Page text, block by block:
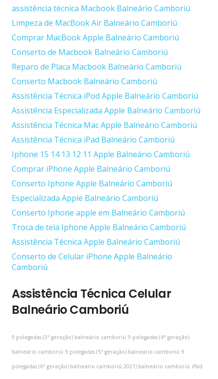
assistência técnica Macbook Balneário Camboriú
Limpeza de MacBook Air Balneário Camboriú
Comprar MacBook Apple Balneário Camboriú
Conserto de Macbook Balneário Camboriú
Reparo de Placa Macbook Balneário Camboriú
Conserto Macbook Balneário Camboriú
Assistência Técnica iPod Apple Balneário Camboriú
Assistência Especializada Apple Balneário Camboriú
Assistência Técnica Mac Apple Balneário Camboriú
Assistência Técnica iPad Balneário Camboriú
Iphone 15 14 13 12 11 Apple Balneário Camboriú
Comprar iPhone Apple Balneário Camboriú
Conserto Iphone Apple Balneário Camboriú
Especializada Apple Balneário Camboriú
Conserto Iphone apple em Balneário Camboriú
Troca de tela Iphone Apple Balneário Camboriú
Assistência Técnica Apple Balneário Camboriú
Conserto de Celular iPhone Apple Balneário
Camboriú
Assistência Técnica Celular
Balneário Camboriú
9 polegadas (3ª geração) balneário camboriú 9 polegadas (4ª geração)
balneário camboriú 9 polegadas (5ª geração) balneário camboriú 9
polegadas (6ª geração) balneário camboriú 2021) balneário camboriú iPad